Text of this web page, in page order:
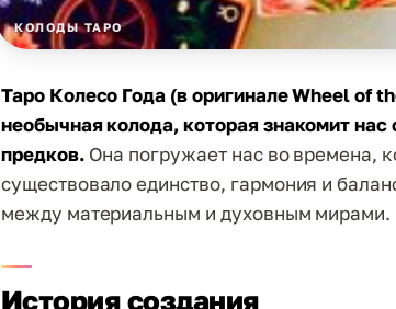
КОЛОДЫ ТАРО
Таро Колесо Года (в оригинале Wheel of
необычная колода, которая знакомит
предков.Она погружает нас во времена,
существовало единство, гармония и
между материальным и духовным мирами.
История создания